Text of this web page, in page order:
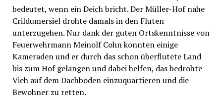
bedeutet, wenn ein Deich bricht. Der Müller-Hof nahe
Crildumersiel drohte damals in den Fluten
unterzugehen. Nur dank der guten Ortskenntnisse von
Feuerwehrmann Meinolf Cohn konnten einige
Kameraden und er durch das schon überflutete Land
bis zum Hof gelangen und dabei helfen, das bedrohte
Vieh auf dem Dachboden einzuquartieren und die
Bewohner zu retten.